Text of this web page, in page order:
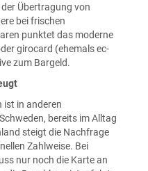
Übertragung von
bei frischen
punktet das moderne
girocard (ehemals ec-
zum Bargeld.
ist in anderen
bereits im Alltag
steigt die Nachfrage
Zahlweise. Bei
nur noch die Karte an